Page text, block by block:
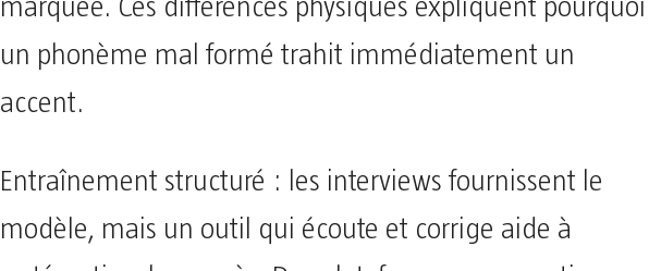
marquée. Ces différences physiques expliquent pourquoi
un phonème mal formé trahit immédiatement un
accent.
Entraînement structuré : les interviews fournissent le
modèle, mais un outil qui écoute et corrige aide à